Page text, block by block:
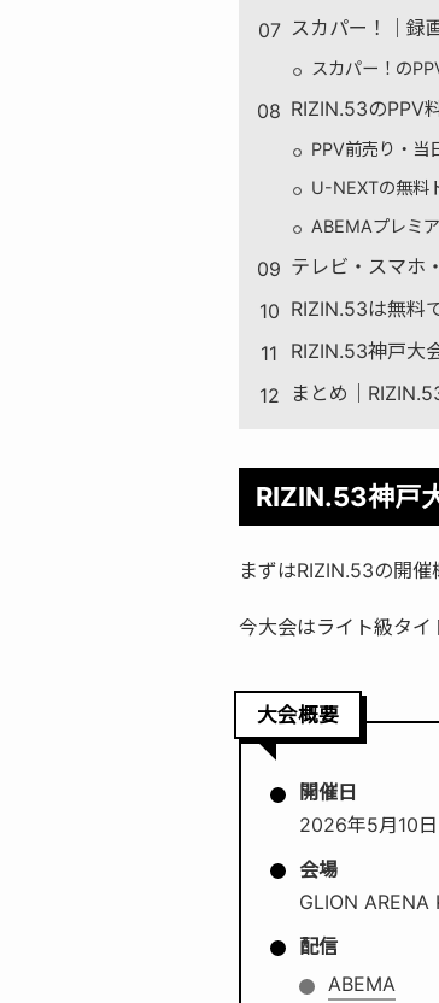
スカパー！｜録
スカパー！の
RIZIN.53のPPV
PPV前売り・当
U-NEXTの無料
ABEMAプレミ
テレビ・スマホ
RIZIN.53は無料
RIZIN.53神戸大
まとめ｜
RIZIN.53神戸
まずはRIZIN.53の開催
今大会はライト級タイ
大会概要
開催日
2026年5月10日
会場
GLION ARENA
配信
ABEMA